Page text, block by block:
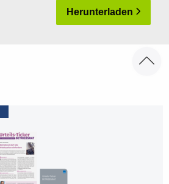
Herunterladen